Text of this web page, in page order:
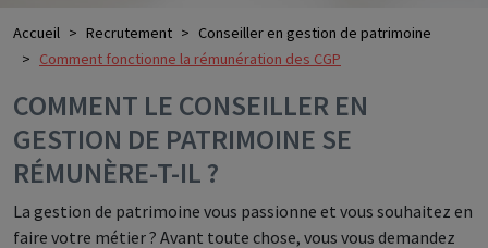
Accueil Recrutement
Conseiller en gestion de patrimoine
Comment fonctionne la rémunération des CGP
COMMENT LE CONSEILLER EN
GESTION DE PATRIMOINE SE
RÉMUNÈRE-T-IL ?
La gestion de patrimoine vous passionne et vous souhaitez en
faire votre métier ? Avant toute chose, vous vous demandez